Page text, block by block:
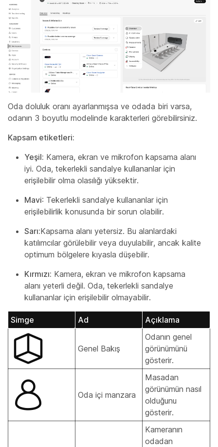
Oda doluluk oranı ayarlanmışsa ve odada biri varsa,
odanın 3 boyutlu modelinde karakterleri görebilirsiniz.
Kapsam etiketleri:
Yeşil: Kamera, ekran ve mikrofon kapsama alanı
iyi. Oda, tekerlekli sandalye kullananlar için
erişilebilir olma olasılığı yüksektir.
Mavi: Tekerlekli sandalye kullananlar için
erişilebilirlik konusunda bir sorun olabilir.
Sarı:Kapsama alanı yetersiz. Bu alanlardaki
katılımcılar görülebilir veya duyulabilir, ancak kalite
optimum bölgelere kıyasla düşebilir.
Kırmızı: Kamera, ekran ve mikrofon kapsama
alanı yeterli değil. Oda, tekerlekli sandalye
kullananlar için erişilebilir olmayabilir.
Simge Ad Açıklama
Genel Bakış
Odanın genel
görünümünü
gösterir.
Oda içi manzara
Masadan
görünümün nasıl
olduğunu
gösterir.
Kameranın
odadan